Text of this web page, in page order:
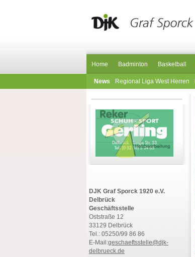
Home Badminton Basketball
News Regional Liga West Herren
DJK Graf Sporck 1920 e.V.
Delbrück
Geschäftsstelle
Oststraße 12
33129 Delbrück
Tel.: 05250/99 86 86
E-Mail:geschaeftsstelle@djk-
delbrueck.de